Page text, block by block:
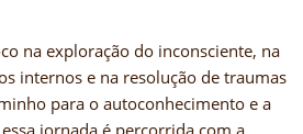
na exploração do inconsciente, na
internos e na resolução de traumas
para o autoconhecimento e a
jornada é percorrida com a